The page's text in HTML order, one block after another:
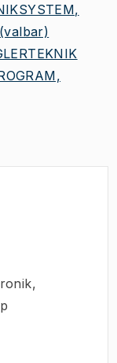
(valbar)